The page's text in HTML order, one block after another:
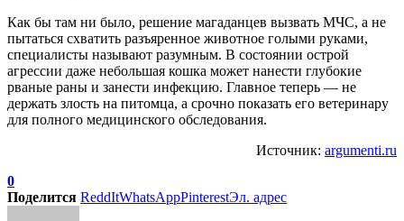
Как бы там ни было, решение магаданцев вызвать МЧС, а не
пытаться схватить разъяренное животное голыми руками,
специалисты называют разумным. В состоянии острой
агрессии даже небольшая кошка может нанести глубокие
рваные раны и занести инфекцию. Главное теперь — не
держать злость на питомца, а срочно показать его ветеринару
для полного медицинского обследования.
Источник: argumenti.ru
0
Поделится ReddItWhatsAppPinterestЭл. адрес